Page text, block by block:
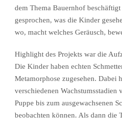
dem Thema Bauernhof
gesprochen, was die Kinder
wo, macht welches Geräusch,
Highlight des Projekts war die
Die Kinder haben echten
Metamorphose zugesehen. Dabei
verschiedenen Wachstumsstadien
Puppe bis zum ausgewachsenen
beobachten können. Als dann die